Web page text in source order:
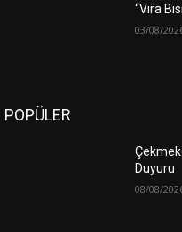
“Vira
03/08/
POPÜLER
Duyuru
08/08/